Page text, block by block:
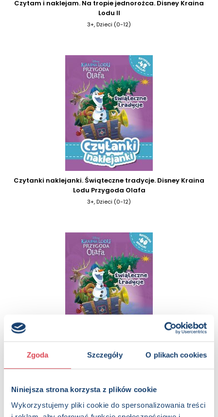
Zgoda Szczegóły O plikach cookies
Niniejsza strona korzysta z plików cookie
Wykorzystujemy pliki cookie do spersonalizowania treści
Czytam i naklejam. Na tropie jednorożca. Disney Kraina
Lodu II
3+, Dzieci (0-12)
Czytanki naklejanki. Świąteczne tradycje. Disney Kraina
Lodu Przygoda Olafa
3+, Dzieci (0-12)
Czytanki naklejanki. Świąteczne tradycje. Disney Kraina
Lodu Przygoda Olafa